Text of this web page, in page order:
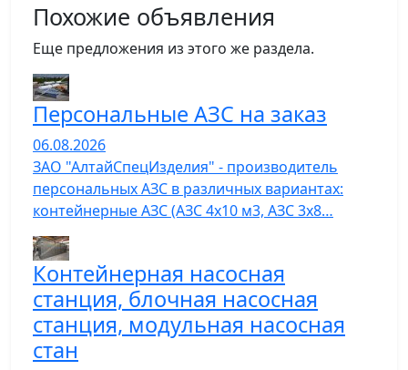
Похожие объявления
Еще предложения из этого же раздела.
Персональные АЗС на заказ
06.08.2026
ЗАО "АлтайСпецИзделия" - производитель
персональных АЗС в различных вариантах:
контейнерные АЗС (АЗС 4х10 м3, АЗС 3х8…
Контейнерная насосная
станция, блочная насосная
станция, модульная насосная
стан